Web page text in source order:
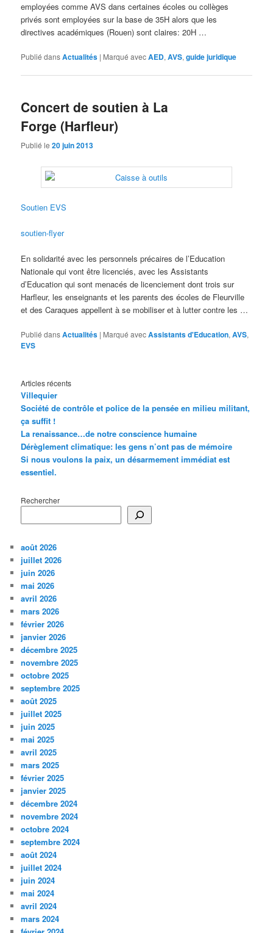
employées comme AVS dans certaines écoles ou collèges
privés sont employées sur la base de 35H alors que les
directives académiques (Rouen) sont claires: 20H …
Publié dansActualités | Marqué avecAED,AVS,guide juridique
Concert de soutien à La
Forge (Harfleur)
Publié le20 juin 2013
Soutien EVS
soutien-flyer
En solidarité avec les personnels précaires de l’Education
Nationale qui vont être licenciés, avec les Assistants
d’Education qui sont menacés de licenciement dont trois sur
Harfleur, les enseignants et les parents des écoles de Fleurville
et des Caraques appellent à se mobiliser et à lutter contre les …
Publié dansActualités | Marqué avecAssistants d'Education,AVS,
EVS
Articles récents
Villequier
Société de contrôle et police de la pensée en milieu militant,
ça suffit !
La renaissance…de notre conscience humaine
Dérèglement climatique: les gens n’ont pas de mémoire
Si nous voulons la paix, un désarmement immédiat est
essentiel.
Rechercher
août 2026
juillet 2026
juin 2026
mai 2026
avril 2026
mars 2026
février 2026
janvier 2026
décembre 2025
novembre 2025
octobre 2025
septembre 2025
août 2025
juillet 2025
juin 2025
mai 2025
avril 2025
mars 2025
février 2025
janvier 2025
décembre 2024
novembre 2024
octobre 2024
septembre 2024
août 2024
juillet 2024
juin 2024
mai 2024
avril 2024
mars 2024